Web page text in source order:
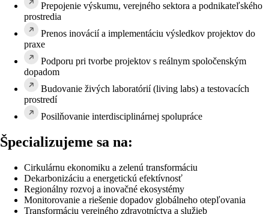
Prepojenie výskumu, verejného sektora a podnikateľského
prostredia
Prenos inovácií a implementáciu výsledkov projektov do
praxe
Podporu pri tvorbe projektov s reálnym spoločenským
dopadom
Budovanie živých laboratórií (living labs) a testovacích
prostredí
Posilňovanie interdisciplinárnej spolupráce
Špecializujeme sa na:
Cirkulárnu ekonomiku a zelenú transformáciu
Dekarbonizáciu a energetickú efektívnosť
Regionálny rozvoj a inovačné ekosystémy
Monitorovanie a riešenie dopadov globálneho otepľovania
Transformáciu verejného zdravotníctva a služieb